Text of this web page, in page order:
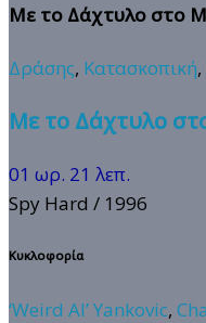
Με το Δάχτυλο στο
Δράσης, Κατασκοπική,
Με το Δάχτυλο
01 ωρ. 21 λεπ.
Spy Hard / 1996
Κυκλοφορία
‘Weird Al’ Yankovic,